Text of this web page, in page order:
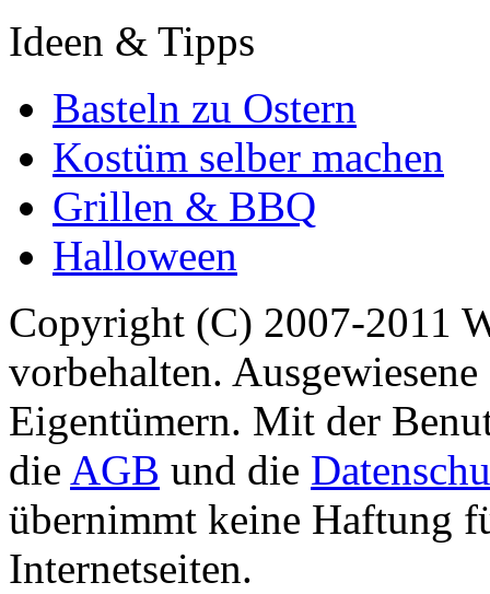
Ideen & Tipps
Basteln zu Ostern
Kostüm selber machen
Grillen & BBQ
Halloween
Copyright (C) 2007-2011
vorbehalten.
Eigentümern. Mit der
die AGB und die
übernimmt keine Haftung
Internetseiten.